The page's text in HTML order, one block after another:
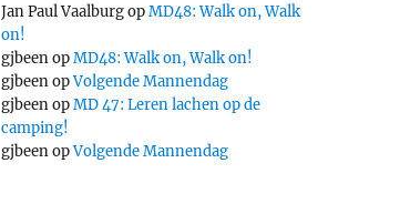
Jan Paul VaalburgopMD48: Walk on, Walk
on!
gjbeenopMD48: Walk on, Walk on!
gjbeenopVolgende Mannendag
gjbeenopMD 47: Leren lachen op de
camping!
gjbeenopVolgende Mannendag